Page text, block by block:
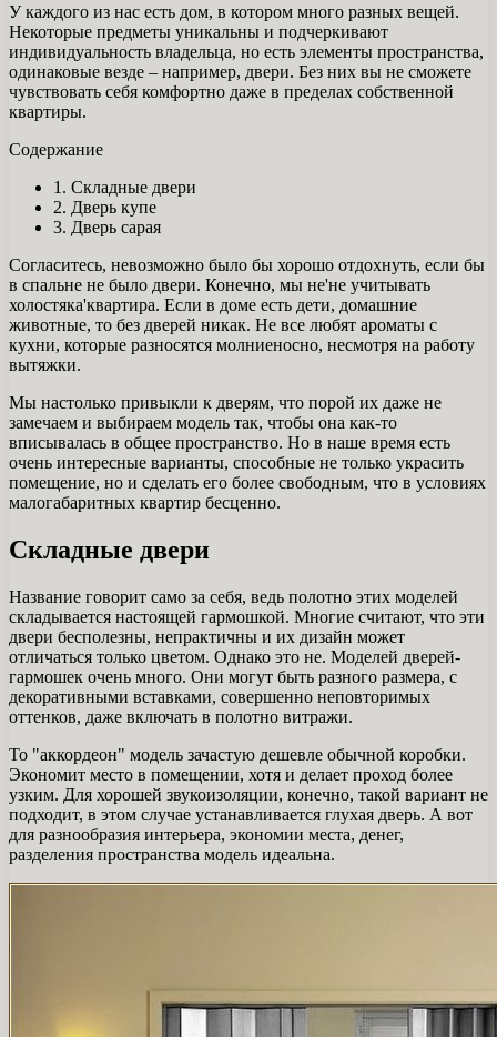
У каждого из нас есть дом, в котором много разных вещей.
Некоторые предметы уникальны и подчеркивают
индивидуальность владельца, но есть элементы пространства,
одинаковые везде – например, двери. Без них вы не сможете
чувствовать себя комфортно даже в пределах собственной
квартиры.
Содержание
1. Складные двери
2. Дверь купе
3. Дверь сарая
Согласитесь, невозможно было бы хорошо отдохнуть, если бы
в спальне не было двери. Конечно, мы не'не учитывать
холостяка'квартира. Если в доме есть дети, домашние
животные, то без дверей никак. Не все любят ароматы с
кухни, которые разносятся молниеносно, несмотря на работу
вытяжки.
Мы настолько привыкли к дверям, что порой их даже не
замечаем и выбираем модель так, чтобы она как-то
вписывалась в общее пространство. Но в наше время есть
очень интересные варианты, способные не только украсить
помещение, но и сделать его более свободным, что в условиях
малогабаритных квартир бесценно.
Складные двери
Название говорит само за себя, ведь полотно этих моделей
складывается настоящей гармошкой. Многие считают, что эти
двери бесполезны, непрактичны и их дизайн может
отличаться только цветом. Однако это не. Моделей дверей-
гармошек очень много. Они могут быть разного размера, с
декоративными вставками, совершенно неповторимых
оттенков, даже включать в полотно витражи.
То "аккордеон" модель зачастую дешевле обычной коробки.
Экономит место в помещении, хотя и делает проход более
узким. Для хорошей звукоизоляции, конечно, такой вариант не
подходит, в этом случае устанавливается глухая дверь. А вот
для разнообразия интерьера, экономии места, денег,
разделения пространства модель идеальна.